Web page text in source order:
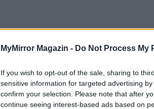
MyMirror Magazin - Do Not Process My
If you wish to opt-out of the sale, sharing to
sensitive information for targeted advertising
confirm your selection. Please note that after
continue seeing interest-based ads based on